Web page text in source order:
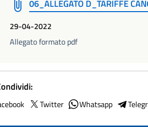
06_ALLEGATO D_TARIFFE
29-04-2022
Allegato formato pdf
Twitter Whatsapp